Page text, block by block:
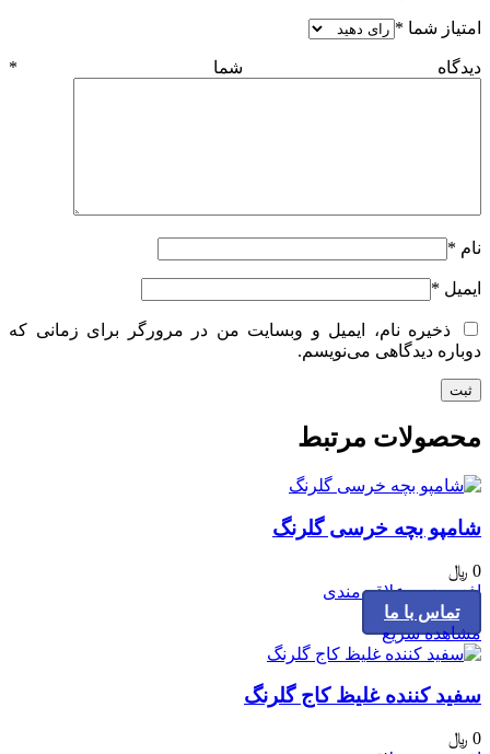
امتیاز شما *
دیدگاه شما *
نام *
ایمیل *
ذخیره نام، ایمیل و وبسایت من در مرورگر برای زمانی که
دوباره دیدگاهی می‌نویسم.
محصولات مرتبط
شامپو بچه خرسی گلرنگ
0 ﷼
افزودن به علاقه مندی
تماس با ما
مشاهده سریع
سفید کننده غلیظ کاج گلرنگ
0 ﷼